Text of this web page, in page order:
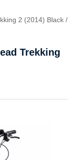
2 (2014) Black /
Trekking